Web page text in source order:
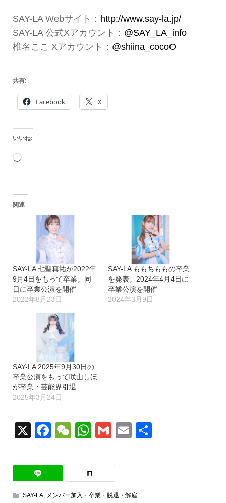
SAY-LA Webサイト： http://www.say-la.jp/
SAY-LA 公式Xアカウント： @SAY_LA_info
椎名ここ Xアカウント： @shiina_cocoO
共有:
Facebook X
いいね:
読
込
中…
関連
SAY-LA 七聖真祐が2022年
9月4日をもって卒業。同
日に卒業公演を開催
2022年8月23日
SAY-LA ももちももの卒業
を発表。2024年4月4日に
卒業公演を開催
2024年3月9日
SAY-LA 2025年9月30日の
卒業公演をもって咲山しほ
が卒業・芸能界引退
2025年3月24日
X Facebook
WeChat
WhatsApp
GmailEmail
SAY-LA, メンバー加入・卒業・脱退・解雇